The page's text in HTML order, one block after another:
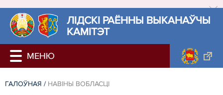
ЛIДСКI РАЁННЫ ВЫКАНАЎЧЫ
КАМІТЭТ
ГАЛОЎНАЯ / НАВIНЫ ВОБЛАСЦІ